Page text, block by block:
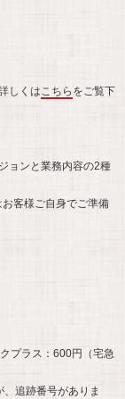
しくはこちら をご覧下
ョンと業務内容の2種
客様ご自身でご準備
プラス：600円（宅急
追跡番号がありま